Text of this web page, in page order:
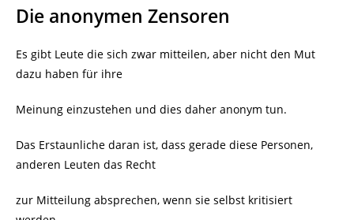
Die anonymen Zensoren
Es gibt Leute die sich zwar mitteilen, aber nicht den Mut
dazu haben für ihre
Meinung einzustehen und dies daher anonym tun.
Das Erstaunliche daran ist, dass gerade diese Personen,
anderen Leuten das Recht
zur Mitteilung absprechen, wenn sie selbst kritisiert